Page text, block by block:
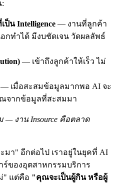
:
ป็น Intelligence — งานที่ลูกค้า
กทำได้ มีงบชัดเจน วัดผลลัพธ์
— เข้าถึงลูกค้าให้เร็ว ไม่
เมื่อสะสมข้อมูลมากพอ AI จะ
จากข้อมูลที่สะสมมา
— งาน Insource คือตลาด
มา" อีกต่อไป เราอยู่ในยุคที่ AI
ร์ของอุตสาหกรรมบริการ
" แต่คือ "คุณจะเป็นผู้กิน หรือผู้